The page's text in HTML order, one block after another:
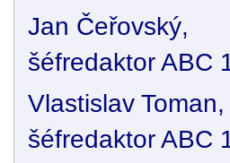
Jan Čeřovský,
šéfredaktor ABC
Vlastislav Toman,
šéfredaktor ABC